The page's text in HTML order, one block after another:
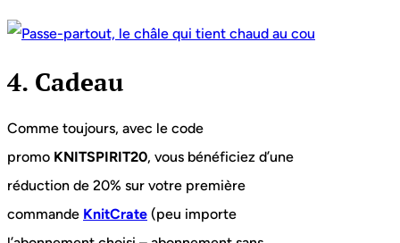
4. Cadeau
Comme toujours, avec le code
promo KNITSPIRIT20, vous bénéficiez d’une
réduction de 20% sur votre première
commande KnitCrate (peu importe